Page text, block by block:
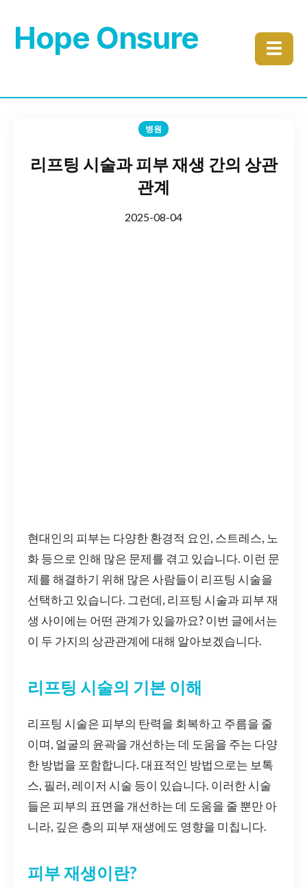
Hope Onsure ☰
병원
리프팅 시술과 피부 재생 간의 상관
관계
2025-08-04
현대인의 피부는 다양한 환경적 요인, 스트레스, 노
화 등으로 인해 많은 문제를 겪고 있습니다. 이런 문
제를 해결하기 위해 많은 사람들이 리프팅 시술을
선택하고 있습니다. 그런데, 리프팅 시술과 피부 재
생 사이에는 어떤 관계가 있을까요? 이번 글에서는
이 두 가지의 상관관계에 대해 알아보겠습니다.
리프팅 시술의 기본 이해
리프팅 시술은 피부의 탄력을 회복하고 주름을 줄
이며, 얼굴의 윤곽을 개선하는 데 도움을 주는 다양
한 방법을 포함합니다. 대표적인 방법으로는 보톡
스, 필러, 레이저 시술 등이 있습니다. 이러한 시술
들은 피부의 표면을 개선하는 데 도움을 줄 뿐만 아
니라, 깊은 층의 피부 재생에도 영향을 미칩니다.
피부 재생이란?